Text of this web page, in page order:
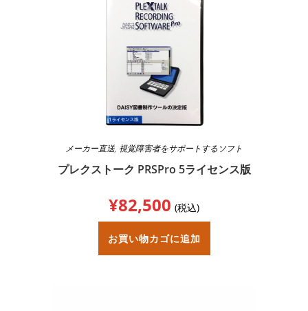
メーカー直送, 視覚障害者をサポートするソフト
プレクストーク PRSPro 5ライセンス版
¥82,500 (税込)
お買い物カゴに追加